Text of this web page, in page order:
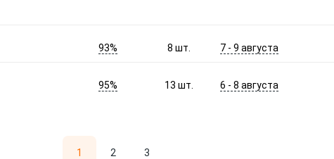
93% 8шт. 7 - 9 августа
95% 13шт. 6 - 8 августа
1 2 3